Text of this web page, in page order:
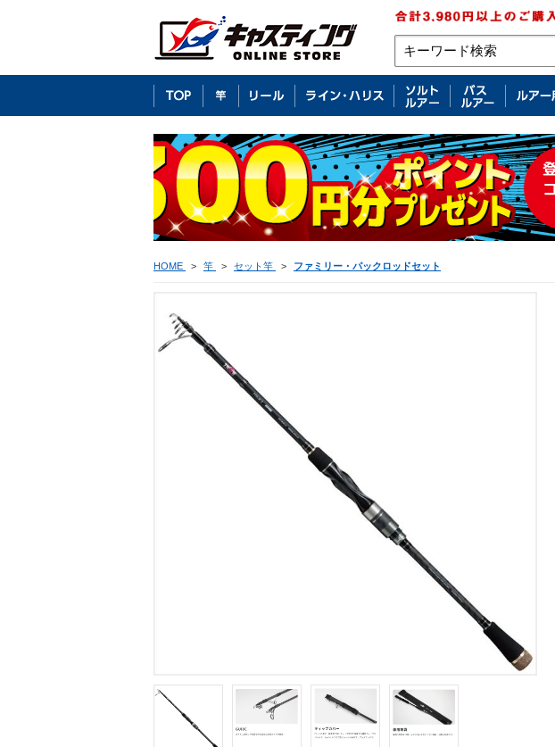
HOME > 竿 > セット竿 > ファミリー・パックロッドセット